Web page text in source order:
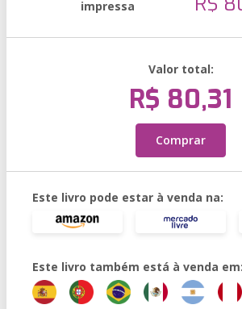
impressa
Valor total:
R$ 80,31
Comprar
Este livro pode estar à venda na:
Este livro também está à venda em: